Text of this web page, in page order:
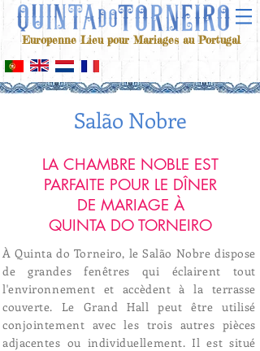
Europenne Lieu pour Mariages au Portugal
Salão Nobre
LA CHAMBRE NOBLE EST
PARFAITE POUR LE DÎNER
DE MARIAGE À
QUINTA DO TORNEIRO
À Quinta do Torneiro, le Salão Nobre dispose
de grandes fenêtres qui éclairent tout
l'environnement et accèdent à la terrasse
couverte. Le Grand Hall peut être utilisé
conjointement avec les trois autres pièces
adjacentes ou individuellement. Il est situé